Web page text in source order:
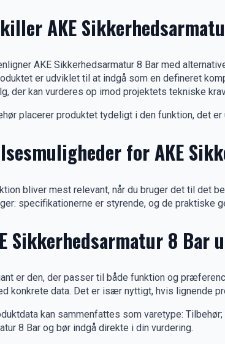
AKE
AKE Sikkerhedsarmatur 8 Bar med
er udviklet til at indgå som en defineret
der kan vurderes op imod projektets tekniske
placerer produktet tydeligt i den funktion, det er
for AKE
bliver mest relevant, når du bruger det til det
specifikationerne er styrende, og de praktiske
Sikkerhedsarmatur 8
er den, der passer til både funktion og
konkrete data. Det er især nyttigt, hvis lignende
kan sammenfattes som varetype:
8 Bar og bør indgå direkte i din vurdering.